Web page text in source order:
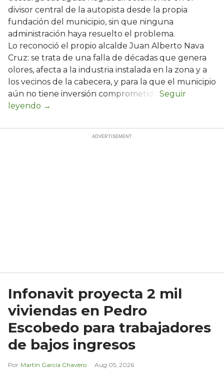
divisor central de la autopista desde la propia
fundación del municipio, sin que ninguna
administración haya resuelto el problema.
Lo reconoció el propio alcalde Juan Alberto Nava
Cruz: se trata de una falla de décadas que genera
olores, afecta a la industria instalada en la zona y a
los vecinos de la cabecera, y para la que el municipio
aún no tiene inversión comprometida.
Infonavit proyecta 2 mil
viviendas en Pedro
Escobedo para trabajadores
de bajos ingresos
Martín García Chavero Aug 05, 2026